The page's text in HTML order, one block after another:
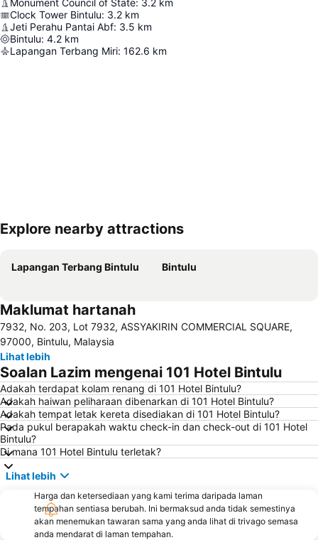
Monument Council of State: 3.2 km
Clock Tower Bintulu: 3.2 km
Jeti Perahu Pantai Abf: 3.5 km
Bintulu: 4.2 km
Lapangan Terbang Miri: 162.6 km
Kembangkan peta
Explore nearby attractions
Lapangan Terbang Bintulu Bintulu
Maklumat hartanah
7932, No. 203, Lot 7932, ASSYAKIRIN COMMERCIAL SQUARE,
97000, Bintulu, Malaysia
Lihat lebih
Soalan Lazim mengenai 101 Hotel Bintulu
Adakah terdapat kolam renang di 101 Hotel Bintulu?
Adakah haiwan peliharaan dibenarkan di 101 Hotel Bintulu?
Adakah tempat letak kereta disediakan di 101 Hotel Bintulu?
Pada pukul berapakah waktu check-in dan check-out di 101 Hotel
Bintulu?
Di mana 101 Hotel Bintulu terletak?
Lihat lebih
Harga dan ketersediaan yang kami terima daripada laman
tempahan sentiasa berubah. Ini bermaksud anda tidak semestinya
akan menemukan tawaran sama yang anda lihat di trivago semasa
anda mendarat di laman tempahan.